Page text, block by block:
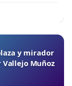
y mirador
Vallejo Muñoz